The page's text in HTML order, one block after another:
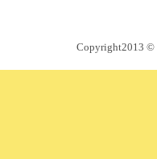
Copyright2013 ©